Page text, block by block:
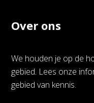
Over ons
We houden je op de
gebied. Lees onze
gebied van kennis.